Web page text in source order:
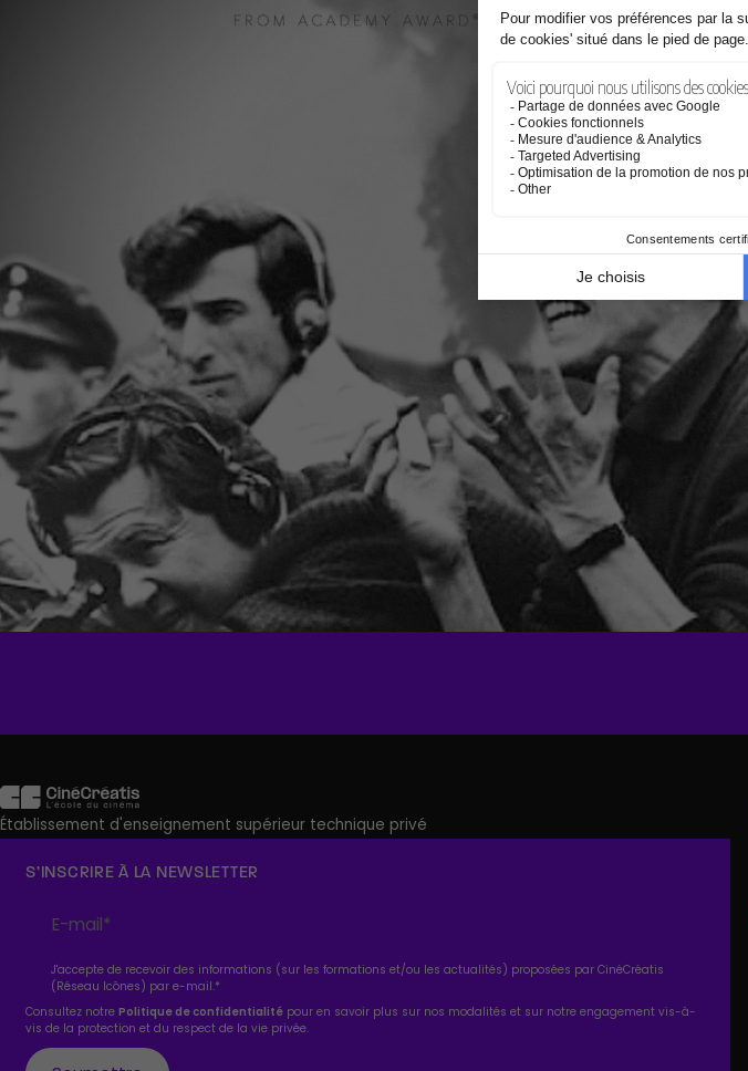
Établissement d'enseignement supérieur technique privé
S’INSCRIRE À LA NEWSLETTER
J'accepte de recevoir des informations (sur les formations et/ou les actualités) proposées par CinéCréatis
(Réseau Icônes) par e-mail.*
Consultez notrePolitique de confidentialité pour en savoir plus sur nos modalités et sur notre engagement vis-à-
vis de la protection et du respect de la vie privée.